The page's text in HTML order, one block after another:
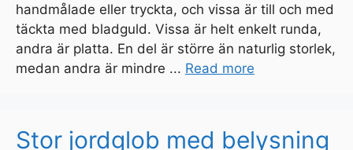
handmålade eller tryckta, och vissa är till och med
täckta med bladguld. Vissa är helt enkelt runda,
andra är platta. En del är större än naturlig storlek,
medan andra är mindre ... Read more
Stor jordglob med belysning